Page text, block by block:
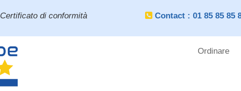
Certificato di conformità
Contact : 01 85 85 85
Ordinare